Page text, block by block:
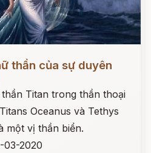
thần của sự duyên
Titan trong thần thoại
Oceanus và Tethys
một vị thần biển.
03-2020